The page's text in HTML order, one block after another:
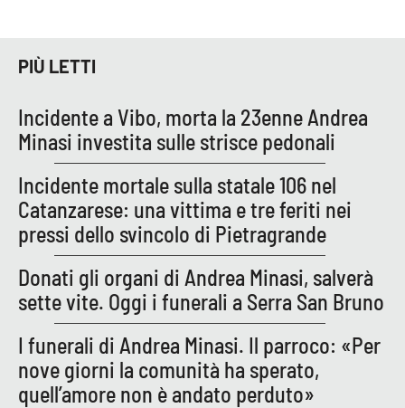
Android
Apple
PIÙ LETTI
Incidente a Vibo, morta la 23enne Andrea
Minasi investita sulle strisce pedonali
Incidente mortale sulla statale 106 nel
Catanzarese: una vittima e tre feriti nei
pressi dello svincolo di Pietragrande
Donati gli organi di Andrea Minasi, salverà
sette vite. Oggi i funerali a Serra San Bruno
I funerali di Andrea Minasi. Il parroco: «Per
nove giorni la comunità ha sperato,
quell’amore non è andato perduto»